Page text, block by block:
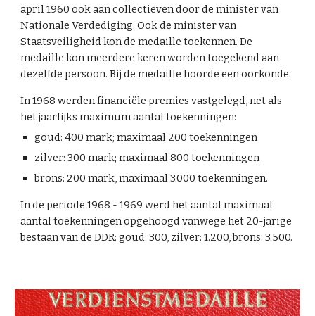
april 1960 ook aan collectieven door de minister van
Nationale Verdediging. Ook de minister van
Staatsveiligheid kon de medaille toekennen. De
medaille kon meerdere keren worden toegekend aan
dezelfde persoon. Bij de medaille hoorde een oorkonde.
In 1968 werden financiële premies vastgelegd, net als
het jaarlijks maximum aantal toekenningen:
goud: 400 mark; maximaal 200 toekenningen
zilver: 300 mark; maximaal 800 toekenningen
brons: 200 mark, maximaal 3.000 toekenningen.
In de periode 1968 - 1969 werd het aantal maximaal
aantal toekenningen opgehoogd vanwege het 20-jarige
bestaan van de DDR: goud: 300, zilver: 1.200, brons: 3.500.